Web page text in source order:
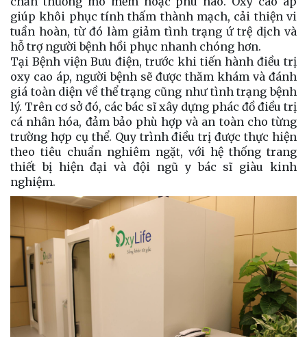
giúp khôi phục tính thấm thành mạch, cải thiện vi
tuần hoàn, từ đó làm giảm tình trạng ứ trệ dịch và
hỗ trợ người bệnh hồi phục nhanh chóng hơn.
Tại Bệnh viện Bưu điện, trước khi tiến hành điều trị
oxy cao áp, người bệnh sẽ được thăm khám và đánh
giá toàn diện về thể trạng cũng như tình trạng bệnh
lý. Trên cơ sở đó, các bác sĩ xây dựng phác đồ điều trị
cá nhân hóa, đảm bảo phù hợp và an toàn cho từng
trường hợp cụ thể. Quy trình điều trị được thực hiện
theo tiêu chuẩn nghiêm ngặt, với hệ thống trang
thiết bị hiện đại và đội ngũ y bác sĩ giàu kinh
nghiệm.